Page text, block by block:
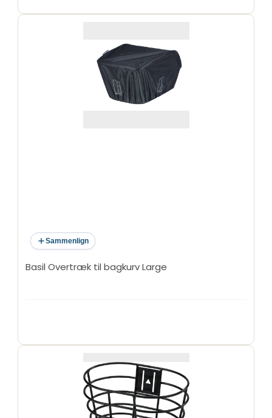
Sammenlign
Basil Overtræk til bagkurv Large